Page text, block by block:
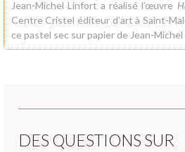
Jean-Michel Linfort a réalisé l’œuvre
Centre Cristel éditeur d’art à Saint-
ce pastel sec sur papier de Jean-
DES QUESTIONS SUR